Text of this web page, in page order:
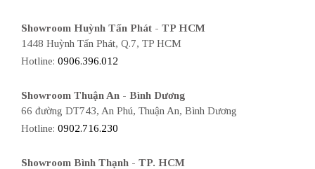
Showroom Huỳnh Tấn Phát - TP HCM
1448 Huỳnh Tấn Phát, Q.7, TP HCM
Hotline: 0906.396.012
Showroom Thuận An - Bình Dương
66 đường DT743, An Phú, Thuận An, Bình Dương
Hotline: 0902.716.230
Showroom Bình Thạnh - TP. HCM